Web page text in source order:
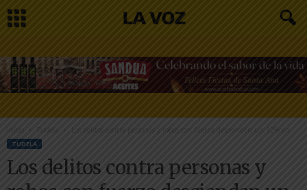
Inicio Tudela Los delitos contra personas y robos con fuerza descienden un 12% en...
TUDELA
Los delitos contra personas y